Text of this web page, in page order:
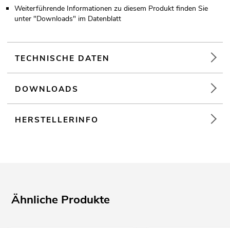
Weiterführende Informationen zu diesem Produkt finden Sie
unter "Downloads" im Datenblatt
TECHNISCHE DATEN
DOWNLOADS
HERSTELLERINFO
Ähnliche Produkte